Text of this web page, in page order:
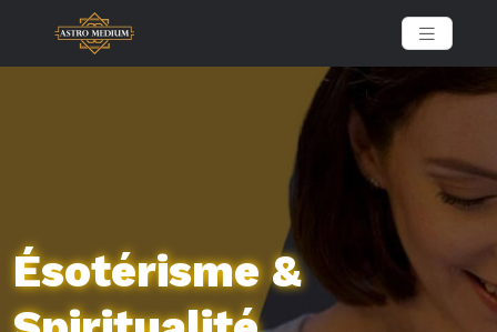
Ésotérisme &